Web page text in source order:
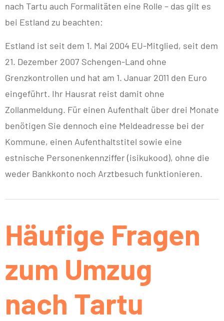
nach Tartu auch Formalitäten eine Rolle – das gilt es
bei Estland zu beachten:
Estland ist seit dem 1. Mai 2004 EU-Mitglied, seit dem
21. Dezember 2007 Schengen-Land ohne
Grenzkontrollen und hat am 1. Januar 2011 den Euro
eingeführt. Ihr Hausrat reist damit ohne
Zollanmeldung. Für einen Aufenthalt über drei Monate
benötigen Sie dennoch eine Meldeadresse bei der
Kommune, einen Aufenthaltstitel sowie eine
estnische Personenkennziffer (isikukood), ohne die
weder Bankkonto noch Arztbesuch funktionieren.
Häufige Fragen
zum Umzug
nach Tartu